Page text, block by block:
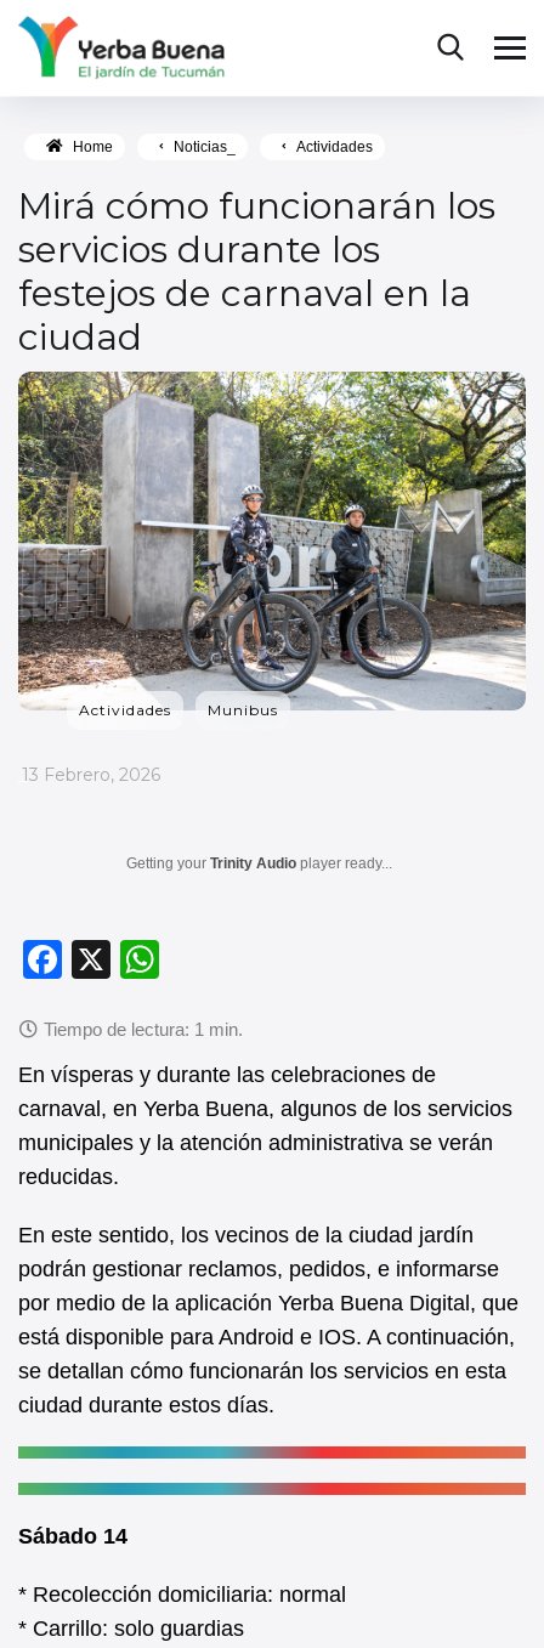
Home Noticias_ Actividades
Mirá cómo funcionarán los
servicios durante los
festejos de carnaval en la
ciudad
Actividades Munibus
_
13 Febrero, 2026
Getting your Trinity Audio player ready...
F
c
e
b
o
o
k
X
at
s
A
p
En vísperas y durante las celebraciones de
carnaval, en Yerba Buena, algunos de los servicios
municipales y la atención administrativa se verán
reducidas.
En este sentido, los vecinos de la ciudad jardín
podrán gestionar reclamos, pedidos, e informarse
por medio de la aplicación Yerba Buena Digital, que
está disponible para Android e IOS. A continuación,
se detallan cómo funcionarán los servicios en esta
ciudad durante estos días.
Sábado 14
* Recolección domiciliaria: normal
* Carrillo: solo guardias